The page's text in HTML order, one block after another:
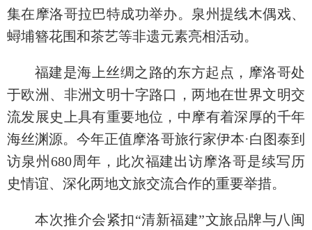
集在摩洛哥拉巴特成功举办。泉州提线木偶戏、
蟳埔簪花围和茶艺等非遗元素亮相活动。
福建是海上丝绸之路的东方起点，摩洛哥处
于欧洲、非洲文明十字路口，两地在世界文明交
流发展史上具有重要地位，中摩有着深厚的千年
海丝渊源。今年正值摩洛哥旅行家伊本·白图泰到
访泉州680周年，此次福建出访摩洛哥是续写历
史情谊、深化两地文旅交流合作的重要举措。
本次推介会紧扣“清新福建”文旅品牌与八闽